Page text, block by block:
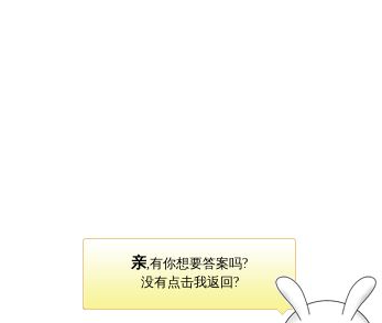
亲,有你想要答案吗?
没有点击我返回?